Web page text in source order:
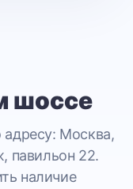
шоссе
адресу: Москва,
павильон 22.
наличие